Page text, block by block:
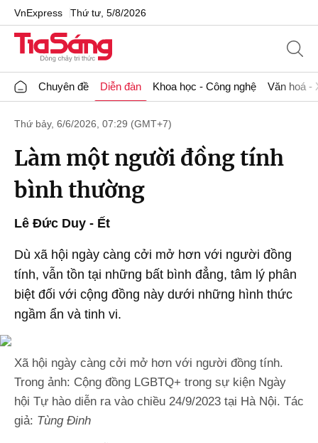
VnExpress Thứ tư, 5/8/2026
Chuyên đề Diễn đàn Khoa học - Công nghệ Văn hoá -
Thứ bảy, 6/6/2026, 07:29 (GMT+7)
Làm một người đồng tính
bình thường
Lê Đức Duy - Ết
Dù xã hội ngày càng cởi mở hơn với người đồng
tính, vẫn tồn tại những bất bình đẳng, tâm lý phân
biệt đối với cộng đồng này dưới những hình thức
ngầm ẩn và tinh vi.
Xã hội ngày càng cởi mở hơn với người đồng tính.
Trong ảnh: Cộng đồng LGBTQ+ trong sự kiện Ngày
hội Tự hào diễn ra vào chiều 24/9/2023 tại Hà Nội. Tác
giả: Tùng Đinh